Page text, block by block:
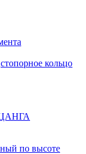
кольцо
по высоте